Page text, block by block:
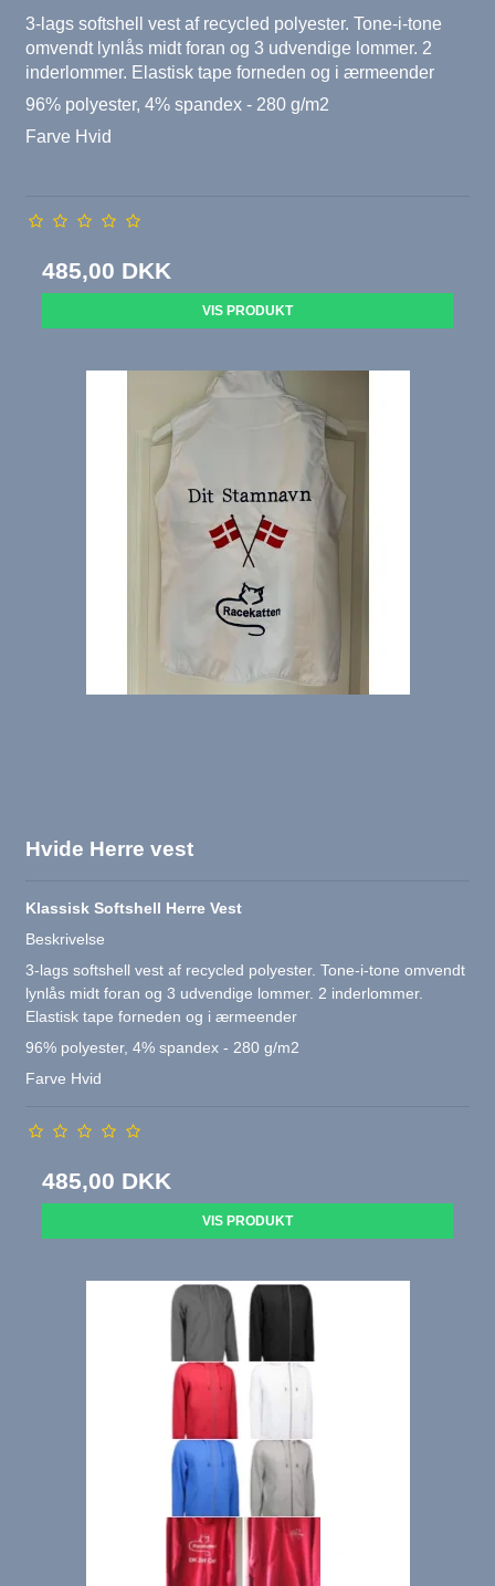
3-lags softshell vest af recycled polyester. Tone-i-tone
omvendt lynlås midt foran og 3 udvendige lommer. 2
inderlommer. Elastisk tape forneden og i ærmeender
96% polyester, 4% spandex - 280 g/m2
Farve Hvid
485,00 DKK
VIS PRODUKT
Hvide Herre vest
Klassisk Softshell Herre Vest
Beskrivelse
3-lags softshell vest af recycled polyester. Tone-i-tone omvendt
lynlås midt foran og 3 udvendige lommer. 2 inderlommer.
Elastisk tape forneden og i ærmeender
96% polyester, 4% spandex - 280 g/m2
Farve Hvid
485,00 DKK
VIS PRODUKT